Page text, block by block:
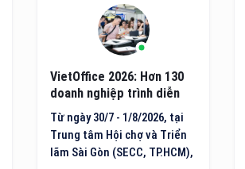
VietOffice 2026: Hơn 130
doanh nghiệp trình diễn
công nghệ văn phòng mới
Từ ngày 30/7 - 1/8/2026, tại
Trung tâm Hội chợ và Triển
lãm Sài Gòn (SECC, TP.HCM),